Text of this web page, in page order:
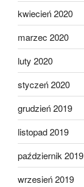
kwiecień 2020
marzec 2020
luty 2020
styczeń 2020
grudzień 2019
listopad 2019
październik 2019
wrzesień 2019